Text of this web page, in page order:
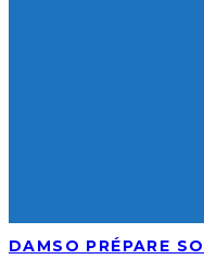
DAMSO PRÉPARE